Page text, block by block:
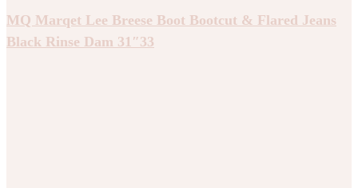
MQ Marqet Lee Breese Boot Bootcut & Flared Jeans
Black Rinse Dam 31″33